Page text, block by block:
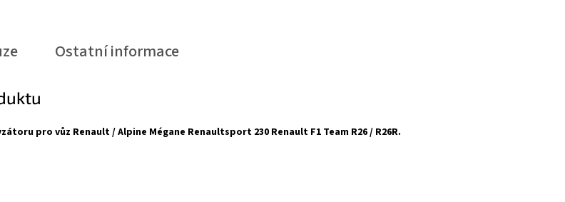
Ostatní informace
pro vůz Renault / Alpine Mégane Renaultsport 230 Renault F1 Team R26 / R26R.